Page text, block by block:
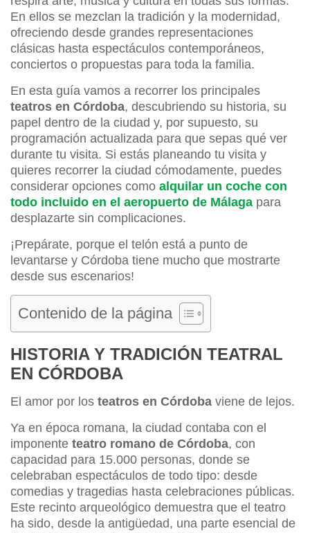
En ellos se mezclan la tradición y la modernidad,
ofreciendo desde grandes representaciones
clásicas hasta espectáculos contemporáneos,
conciertos o propuestas para toda la familia.
En esta guía vamos a recorrer los principales
teatros en Córdoba, descubriendo su historia, su
papel dentro de la ciudad y, por supuesto, su
programación actualizada para que sepas qué ver
durante tu visita. Si estás planeando tu visita y
quieres recorrer la ciudad cómodamente, puedes
considerar opciones como alquilar un coche con
todo incluido en el aeropuerto de Málaga para
desplazarte sin complicaciones.
¡Prepárate, porque el telón está a punto de
levantarse y Córdoba tiene mucho que mostrarte
desde sus escenarios!
Contenido de la página
HISTORIA Y TRADICIÓN TEATRAL
EN CÓRDOBA
El amor por los teatros en Córdoba viene de lejos.
Ya en época romana, la ciudad contaba con el
imponente teatro romano de Córdoba, con
capacidad para 15.000 personas, donde se
celebraban espectáculos de todo tipo: desde
comedias y tragedias hasta celebraciones públicas.
Este recinto arqueológico demuestra que el teatro
ha sido, desde la antigüedad, una parte esencial de